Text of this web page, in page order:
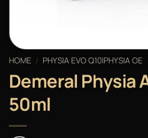
HOME / PHYSIA EVO Q10|PHYSIA OE
Demeral Physia
50ml